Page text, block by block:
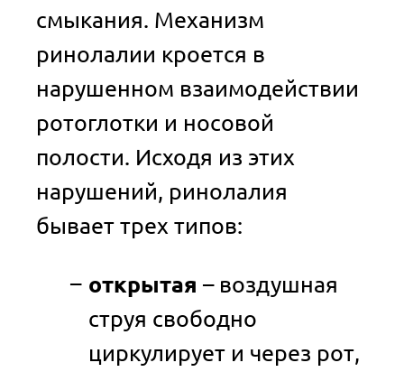
смыкания. Механизм
ринолалии кроется в
нарушенном взаимодействии
ротоглотки и носовой
полости. Исходя из этих
нарушений, ринолалия
бывает трех типов:
открытая – воздушная
струя свободно
циркулирует и через рот,